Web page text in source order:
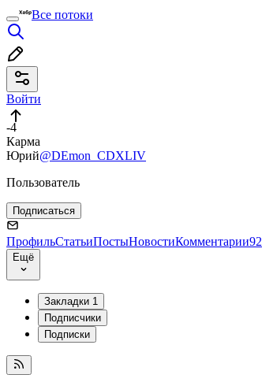
Все потоки
Войти
-4
Карма
Юрий@DEmon_CDXLIV
Пользователь
Подписаться
ПрофильСтатьиПостыНовостиКомментарии92
Ещё
Закладки 1
Подписчики
Подписки